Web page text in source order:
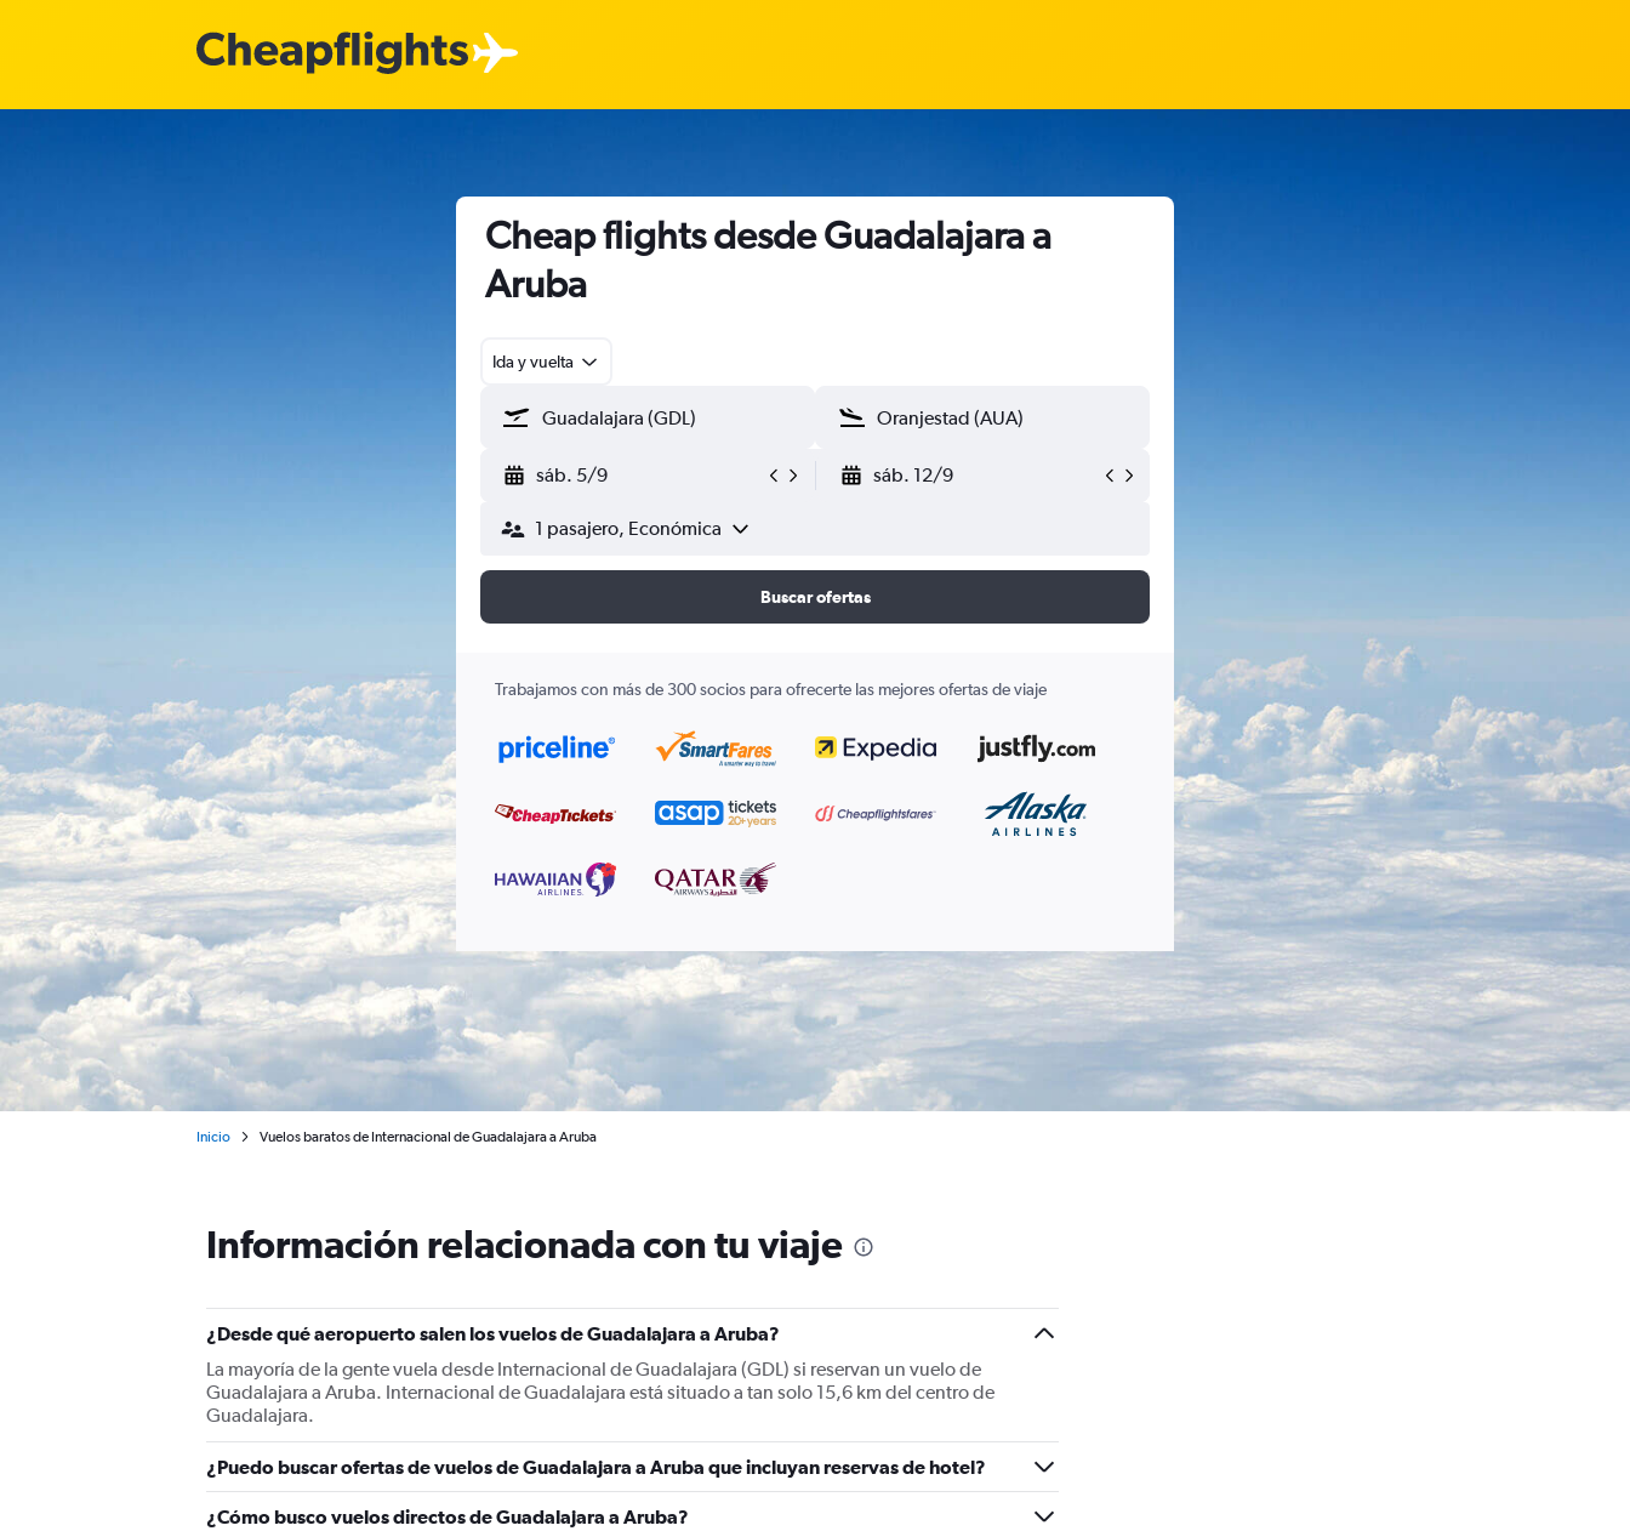
Cheap flights desde Guadalajara a
Aruba
Ida y vuelta
sáb. 5/9 sáb. 12/9
1 pasajero, Económica
Buscar ofertas
Trabajamos con más de 300 socios para ofrecerte las mejores ofertas de viaje
Inicio Vuelos baratos de Internacional de Guadalajara a Aruba
Información relacionada con tu viaje
¿Desde qué aeropuerto salen los vuelos de Guadalajara a Aruba?
La mayoría de la gente vuela desde Internacional de Guadalajara (GDL) si reservan un vuelo de
Guadalajara a Aruba. Internacional de Guadalajara está situado a tan solo 15,6 km del centro de
Guadalajara.
¿Puedo buscar ofertas de vuelos de Guadalajara a Aruba que incluyan reservas de hotel?
¿Cómo busco vuelos directos de Guadalajara a Aruba?